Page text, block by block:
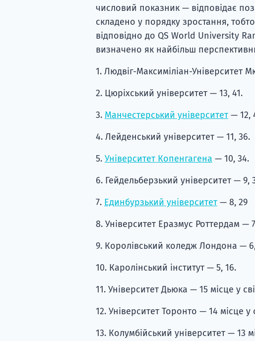
числовий показник — відповідає
складено у порядку зростання,
відповідно до QS World University
визначено як найбільш
1. Людвіг-Максиміліан-Університет
2. Цюріхський університет — 13, 41.
3. Манчестерський університет— 12,
4. Лейденський університет — 11, 36.
5. Університет Копенгагена — 10, 34.
6. Гейдельберзький університет — 9,
7. Единбурзький університет— 8, 29
8. Університет Еразмус Роттердам —
9. Королівський коледж Лондона —
10. Каролінський інститут — 5, 16.
11. Університет Дьюка — 15 місце у
12. Університет Торонто — 14 місце у
13. Колумбійський університет — 13